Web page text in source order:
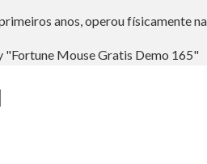
anos, operou físicamente
"Fortune Mouse Gratis Demo 165"